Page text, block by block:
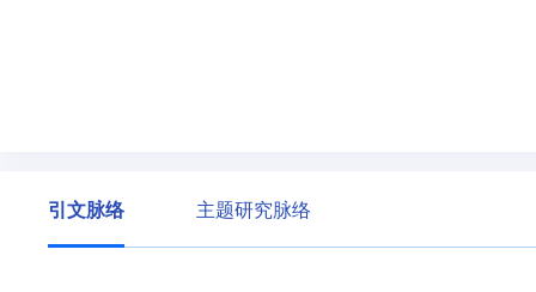
引文脉络 主题研究脉络